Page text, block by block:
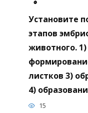
Установите
этапов
животного.
листков 3)
4)
15